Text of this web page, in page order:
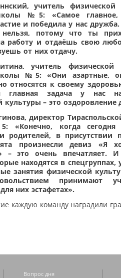
учитель физической
№5: «Самое
и победила у нас дружба.
потому что ты
работу и отдаёшь свою
от них отдачу.
учитель физической
№5: «Они азартные,
относятся к своему
главная задача у нас
культуры – это оздоровление
директор
«Конечно, когда
родителей, в присутствии
произнесли девиз «Я
– это очень впечатляет.
находятся в спецгруппах,
занятия физической
принимают
них эстафетах».
каждую команду наградили
Вопрос дня